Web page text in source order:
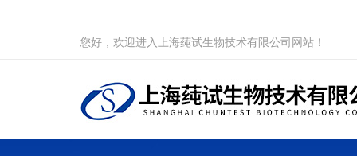
您好，欢迎进入上海莼试生物技术有限公司网站！